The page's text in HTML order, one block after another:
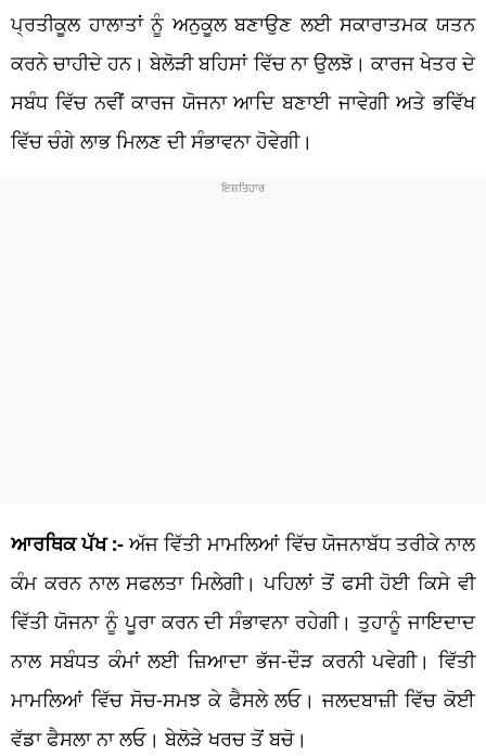
ਪ੍ਰਤੀਕੂਲ ਹਾਲਾਤਾਂ ਨੂੰ ਅਨੁਕੂਲ ਬਣਾਉਣ ਲਈ ਸਕਾਰਾਤਮਕ ਯਤਨ
ਕਰਨੇ ਚਾਹੀਦੇ ਹਨ। ਬੇਲੋੜੀ ਬਹਿਸਾਂ ਵਿੱਚ ਨਾ ਉਲਝੋ। ਕਾਰਜ ਖੇਤਰ ਦੇ
ਸਬੰਧ ਵਿੱਚ ਨਵੀਂ ਕਾਰਜ ਯੋਜਨਾ ਆਦਿ ਬਣਾਈ ਜਾਵੇਗੀ ਅਤੇ ਭਵਿੱਖ
ਵਿੱਚ ਚੰਗੇ ਲਾਭ ਮਿਲਣ ਦੀ ਸੰਭਾਵਨਾ ਹੋਵੇਗੀ।
ਆਰਥਿਕ ਪੱਖ :- ਅੱਜ ਵਿੱਤੀ ਮਾਮਲਿਆਂ ਵਿੱਚ ਯੋਜਨਾਬੱਧ ਤਰੀਕੇ ਨਾਲ
ਕੰਮ ਕਰਨ ਨਾਲ ਸਫਲਤਾ ਮਿਲੇਗੀ। ਪਹਿਲਾਂ ਤੋਂ ਫਸੀ ਹੋਈ ਕਿਸੇ ਵੀ
ਵਿੱਤੀ ਯੋਜਨਾ ਨੂੰ ਪੂਰਾ ਕਰਨ ਦੀ ਸੰਭਾਵਨਾ ਰਹੇਗੀ। ਤੁਹਾਨੂੰ ਜਾਇਦਾਦ
ਨਾਲ ਸਬੰਧਤ ਕੰਮਾਂ ਲਈ ਜ਼ਿਆਦਾ ਭੱਜ-ਦੌੜ ਕਰਨੀ ਪਵੇਗੀ। ਵਿੱਤੀ
ਮਾਮਲਿਆਂ ਵਿੱਚ ਸੋਚ-ਸਮਝ ਕੇ ਫੈਸਲੇ ਲਓ। ਜਲਦਬਾਜ਼ੀ ਵਿੱਚ ਕੋਈ
ਵੱਡਾ ਫੈਸਲਾ ਨਾ ਲਓ। ਬੇਲੋੜੇ ਖਰਚ ਤੋਂ ਬਚੋ।